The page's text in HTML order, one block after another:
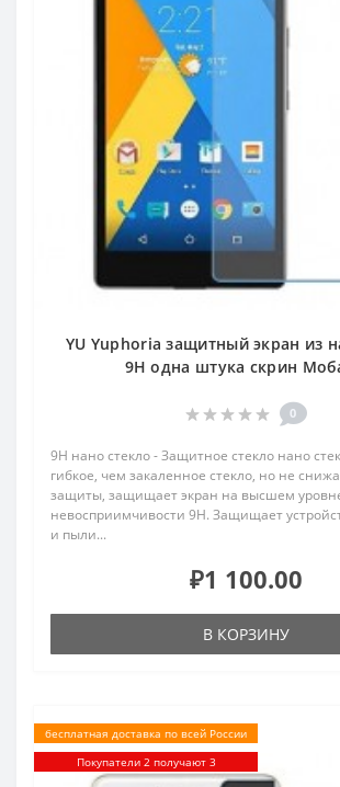
YU Yuphoria защитный экран из
9H одна штука скрин
0
9H нано стекло - Защитное стекло нано
гибкое, чем закаленное стекло, но не
защиты, защищает экран на высшем
невосприимчивости 9H. Защищает
и пыли...
₽1 100.00
В КОРЗИНУ
бесплатная доставка по всей России
Покупатели 2 получают 3